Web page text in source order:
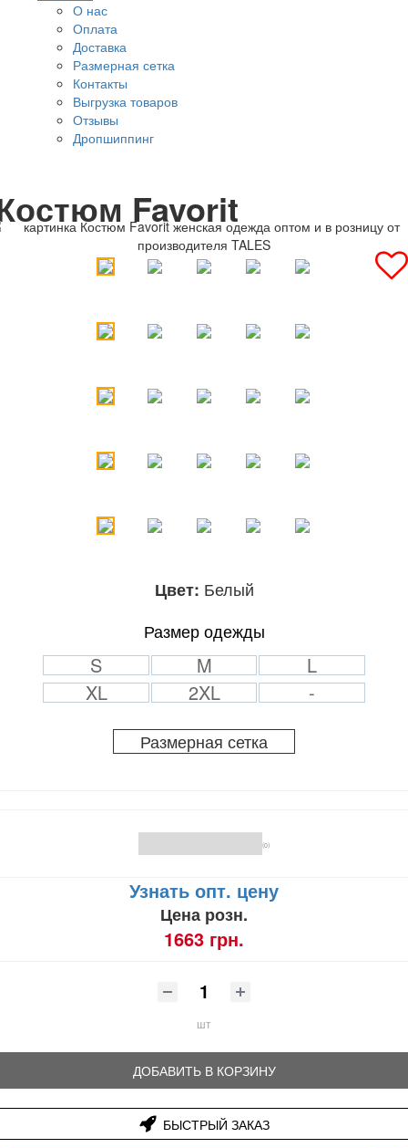
О нас
Оплата
Доставка
Размерная сетка
Контакты
Выгрузка товаров
Отзывы
Дропшиппинг
Favorit
Цвет: Белый
Размер одежды
S M
L
XL
2XL -
Размерная сетка
(0)
Узнать опт. цену
Цена розн.
1663 грн.
шт
ДОБАВИТЬ В КОРЗИНУ
БЫСТРЫЙ ЗАКАЗ